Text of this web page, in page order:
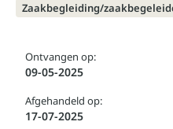
Zaakbegleiding/
Ontvangen op:
09-05-2025
Afgehandeld op:
17-07-2025